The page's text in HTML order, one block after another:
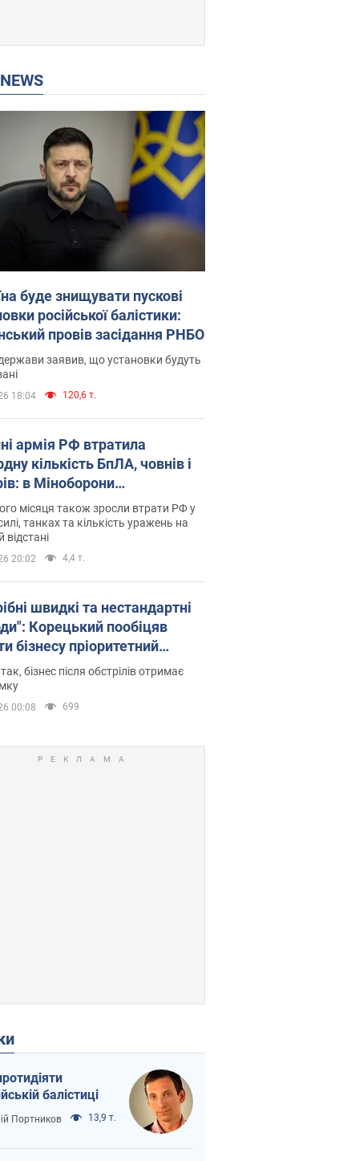
NEWS
буде знищувати пускові
російської балістики:
провів засідання РНБО
заявив, що установки будуть
18:04 120,6 т.
армія РФ втратила
кількість БпЛА, човнів і
в Міноборони
статистику
місяця також зросли втрати РФ у
танках та кількість уражень на
відстані
20:02 4,4 т.
швидкі та нестандартні
Корецький пообіцяв
бізнесу пріоритетний
до наявних складських
бізнес після обстрілів отримає
00:08 699
балістиці
Портников 13,9 т.